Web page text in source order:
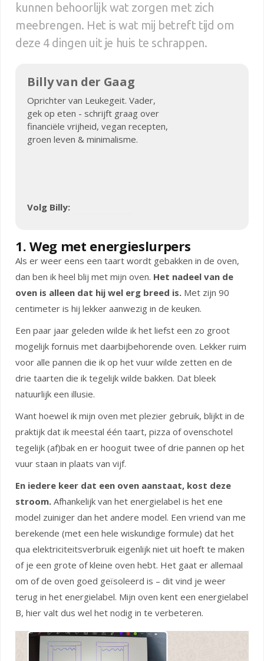
kunnen behoorlijk wat zorgen met zich
meebrengen. Het is wat mij betreft tijd om
deze 4 dingen uit je huis te schrappen.
Billy van der Gaag
Oprichter van Leukegeit. Vader,
gek op eten - schrijft graag over
financiële vrijheid, vegan recepten,
groen leven & minimalisme.
Volg Billy:
1. Weg met energieslurpers
Als er weer eens een taart wordt gebakken in de oven,
dan ben ik heel blij met mijn oven. Het nadeel van de
oven is alleen dat hij wel erg breed is. Met zijn 90
centimeter is hij lekker aanwezig in de keuken.
Een paar jaar geleden wilde ik het liefst een zo groot
mogelijk fornuis met daarbijbehorende oven. Lekker ruim
voor alle pannen die ik op het vuur wilde zetten en de
drie taarten die ik tegelijk wilde bakken. Dat bleek
natuurlijk een illusie.
Want hoewel ik mijn oven met plezier gebruik, blijkt in de
praktijk dat ik meestal één taart, pizza of ovenschotel
tegelijk (af)bak en er hooguit twee of drie pannen op het
vuur staan in plaats van vijf.
En iedere keer dat een oven aanstaat, kost deze
stroom. Afhankelijk van het energielabel is het ene
model zuiniger dan het andere model. Een vriend van me
berekende (met een hele wiskundige formule) dat het
qua elektriciteitsverbruik eigenlijk niet uit hoeft te maken
of je een grote of kleine oven hebt. Het gaat er allemaal
om of de oven goed geïsoleerd is – dit vind je weer
terug in het energielabel. Mijn oven kent een energielabel
B, hier valt dus wel het nodig in te verbeteren.